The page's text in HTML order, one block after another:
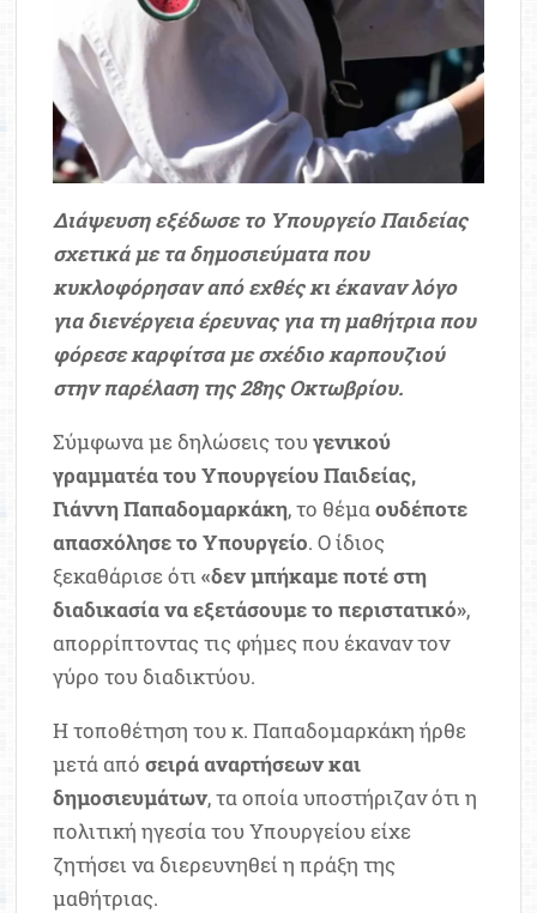
Διάψευση εξέδωσε το Υπουργείο Παιδείας
σχετικά με τα δημοσιεύματα που
κυκλοφόρησαν από εχθές κι έκαναν λόγο
για διενέργεια έρευνας για τη μαθήτρια που
φόρεσε καρφίτσα με σχέδιο καρπουζιού
στην παρέλαση της 28ης Οκτωβρίου.
Σύμφωνα με δηλώσεις τουγενικού
γραμματέα του Υπουργείου Παιδείας,
Γιάννη Παπαδομαρκάκη, το θέμαουδέποτε
απασχόλησε το Υπουργείο. Ο ίδιος
ξεκαθάρισε ότι«δεν μπήκαμε ποτέ στη
διαδικασία να εξετάσουμε το περιστατικό»,
απορρίπτοντας τις φήμες που έκαναν τον
γύρο του διαδικτύου.
Η τοποθέτηση του κ. Παπαδομαρκάκη ήρθε
μετά απόσειρά αναρτήσεων και
δημοσιευμάτων, τα οποία υποστήριζαν ότι η
πολιτική ηγεσία του Υπουργείου είχε
ζητήσει να διερευνηθεί η πράξη της
μαθήτριας.